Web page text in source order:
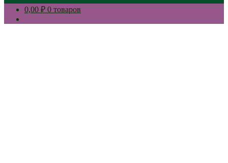
0,00 ₽ 0 товаров